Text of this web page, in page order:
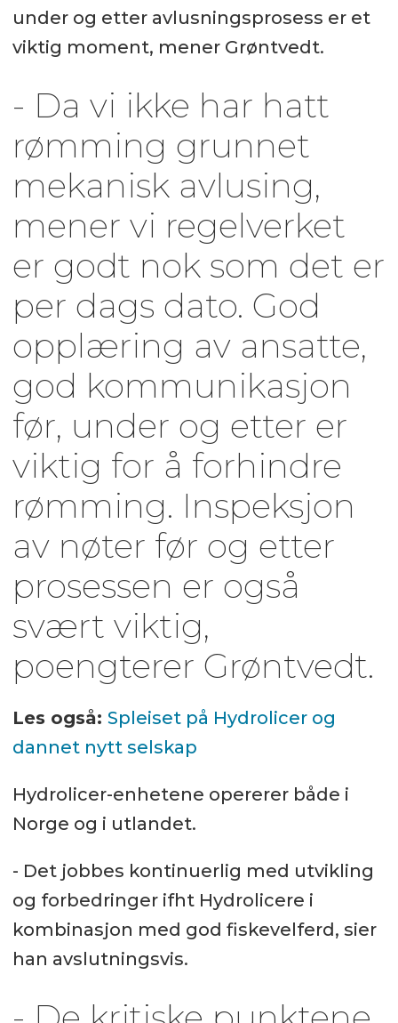
under og etter avlusningsprosess er et
viktig moment, mener Grøntvedt.
- Da vi ikke har hatt
rømming grunnet
mekanisk avlusing,
mener vi regelverket
er godt nok som det er
per dags dato. God
opplæring av ansatte,
god kommunikasjon
før, under og etter er
viktig for å forhindre
rømming. Inspeksjon
av nøter før og etter
prosessen er også
svært viktig,
poengterer Grøntvedt.
Les også: Spleiset på Hydrolicer og
dannet nytt selskap
Hydrolicer-enhetene opererer både i
Norge og i utlandet.
- Det jobbes kontinuerlig med utvikling
og forbedringer ifht Hydrolicere i
kombinasjon med god fiskevelferd, sier
han avslutningsvis.